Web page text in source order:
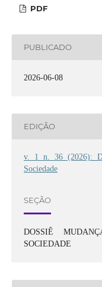
PDF
PUBLICADO
2026-06-08
EDIÇÃO
v. 1 n. 36 (2026):
Sociedade
SEÇÃO
DOSSIÊ
SOCIEDADE